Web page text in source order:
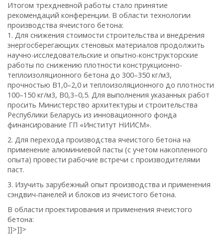
Итогом трехдневной работы стало принятие
рекомендаций конференции. В области технологии
производства ячеистого бетона:
1. Для снижения стоимости строительства и внедрения
энергосберегающих стеновых материалов продолжить
научно-исследовательские и опытно-конструкторские
работы по снижению плотности конструкционно-
теплоизоляционного бетона до 300–350 кг/м3,
прочностью В1,0–2,0 и теплоизоляционного до плотности
100–150 кг/м3, В0,3–0,5. Для выполнения указанных работ
просить Министерство архитектуры и строительства
Республики Беларусь из инновационного фонда
финансирование ГП «Институт НИИСМ».
2. Для перехода производства ячеистого бетона на
применение алюминиевой пасты (с учетом накоп­ленного
опыта) провести рабочие встречи с производителями
паст.
3. Изучить зарубежный опыт производства и применения
сэндвич-панелей и блоков из ячеистого бетона.
В области проектирования и применения ячеистого
бетона:
]]>]]>